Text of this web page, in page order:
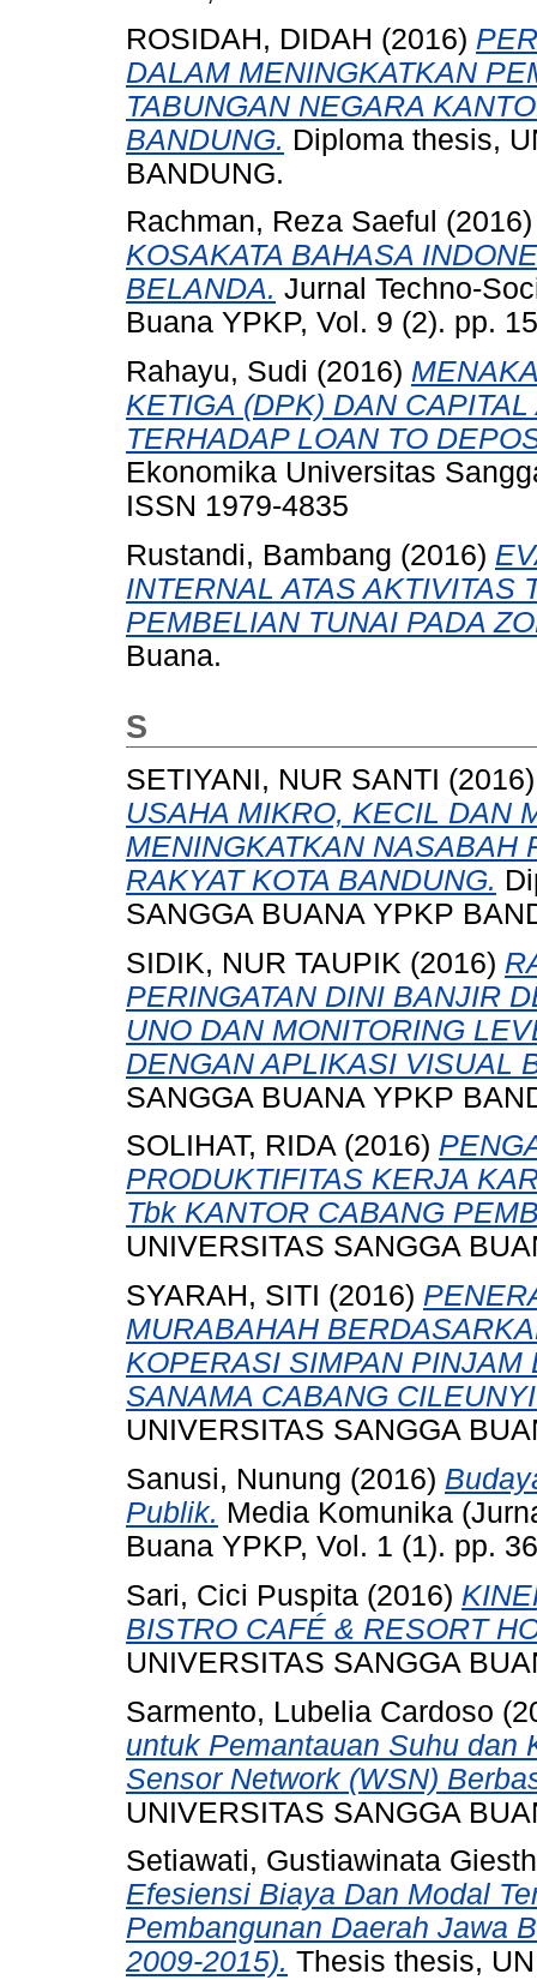
ROSIDAH, DIDAH (2016)
DALAM MENINGKATKAN
TABUNGAN NEGARA
BANDUNG. Diploma thesis,
BANDUNG.
Rachman, Reza Saeful
KOSAKATA BAHASA
BELANDA. Jurnal Techno-
Buana YPKP, Vol. 9 (2). pp.
Rahayu, Sudi (2016)
KETIGA (DPK) DAN
TERHADAP LOAN TO
Ekonomika Universitas
ISSN 1979-4835
Rustandi, Bambang (2016)
INTERNAL ATAS AKTIVITAS
PEMBELIAN TUNAI PADA
Buana.
S
SETIYANI, NUR SANTI
USAHA MIKRO, KECIL DAN
MENINGKATKAN NASABAH
RAKYAT KOTA BANDUNG.
SANGGA BUANA YPKP
SIDIK, NUR TAUPIK (2016)
PERINGATAN DINI BANJIR
UNO DAN MONITORING
DENGAN APLIKASI VISUAL
SANGGA BUANA YPKP
SOLIHAT, RIDA(2016)
PRODUKTIFITAS KERJA
Tbk KANTOR CABANG
UNIVERSITAS SANGGA
SYARAH, SITI (2016)
MURABAHAH
KOPERASI SIMPAN
SANAMA CABANG
UNIVERSITAS SANGGA
Sanusi, Nunung (2016)
Publik. Media Komunika
Buana YPKP, Vol. 1 (1). pp.
Sari, Cici Puspita (2016)
BISTRO CAFÉ & RESORT
UNIVERSITAS SANGGA
Sarmento, Lubelia Cardoso
untuk Pemantauan Suhu dan
Sensor Network (WSN)
UNIVERSITAS SANGGA
Setiawati, Gustiawinata
Efesiensi Biaya Dan Modal
Pembangunan Daerah Jawa
2009-2015). Thesis thesis,